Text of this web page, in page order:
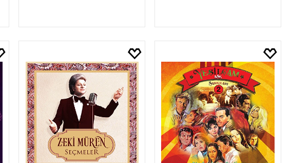
STOĞA GELİNCE
STOĞA GELİNCE